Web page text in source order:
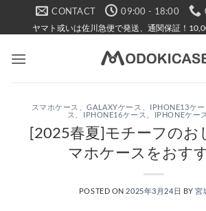
CONTACT 09:00 - 18:00
ヤマト或いは佐川急便で発送、通関保証！
スマホケース 、GALAXYケース IPHONE13ケー
ス
IPHONE16ケース IPHONEケース
[2025春夏]モチーフのお
マホケースをおす
POSTED ON 2025年3月24日 BY宮